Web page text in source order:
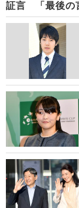
証言 「最後の